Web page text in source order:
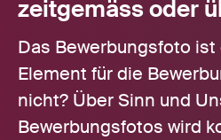
zeitgemäss oder
Das Bewerbungsfoto
Element für die
nicht? Über Sinn und
Bewerbungsfotos wird